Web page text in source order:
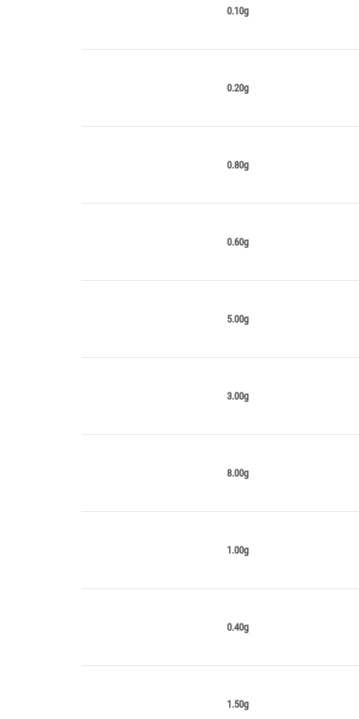
0.10g
0.20g
0.80g
0.60g
5.00g
3.00g
8.00g
1.00g
0.40g
1.50g